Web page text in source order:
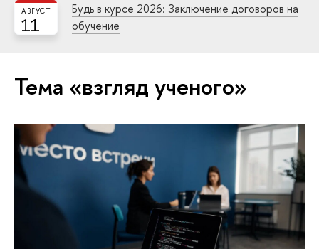
11
АВГУСТ
Будь в курсе 2026: Заключение договоров на
обучение
Тема «взгляд ученого»